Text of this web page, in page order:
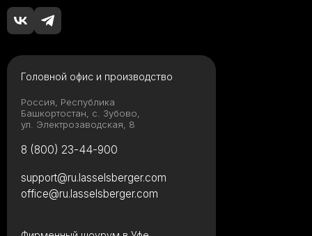
Головной офис и производство
Россия, Республика
Башкортостан, с. Зубово,
ул. Электрозаводская, 8
8 (800) 23-44-900
support@ru.lasselsberger.com
office@ru.lasselsberger.com